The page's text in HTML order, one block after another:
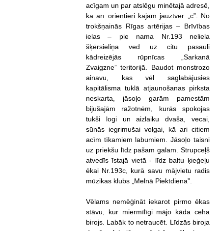
acīgam un par atslēgu minētajā adresē,
kā arī orientieri kājām jāuztver „c”. No
trokšņainās Rīgas artērijas – Brīvības
ielas – pie nama Nr.193 neliela
šķērsieliņa ved uz citu pasauli
kādreizējās rūpnīcas „Sarkanā
Zvaigzne” teritorijā. Baudot monstrozo
ainavu, kas vēl saglabājusies
kapitālisma tuklā atjaunošanas pirksta
neskarta, jāsoļo garām pamestām
bijušajām ražotnēm, kurās spokojas
tukši logi un aizlaiku dvaša, vecai,
sūnās iegrimušai volgai, kā ari citiem
acīm tīkamiem labumiem. Jāsoļo taisni
uz priekšu līdz pašam galam. Strupceļš
atvedīs īstajā vietā - līdz baltu ķieģeļu
ēkai Nr.193c, kurā savu mājvietu radis
mūzikas klubs „Melnā Piektdiena”.
Vēlams nemēģināt iekarot pirmo ēkas
stāvu, kur miermīlīgi mājo kāda ceha
birojs. Labāk to netraucēt. Līdzās biroja